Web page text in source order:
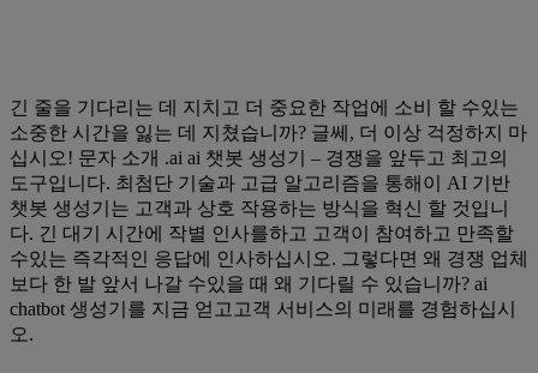
긴 줄을 기다리는 데 지치고 더 중요한 작업에 소비 할 수있는
소중한 시간을 잃는 데 지쳤습니까? 글쎄, 더 이상 걱정하지 마
십시오! 문자 소개 .ai ai 챗봇 생성기 – 경쟁을 앞두고 최고의
도구입니다. 최첨단 기술과 고급 알고리즘을 통해이 AI 기반
챗봇 생성기는 고객과 상호 작용하는 방식을 혁신 할 것입니
다. 긴 대기 시간에 작별 인사를하고 고객이 참여하고 만족할
수있는 즉각적인 응답에 인사하십시오. 그렇다면 왜 경쟁 업체
보다 한 발 앞서 나갈 수있을 때 왜 기다릴 수 있습니까? ai
chatbot 생성기를 지금 얻고고객 서비스의 미래를 경험하십시
오.